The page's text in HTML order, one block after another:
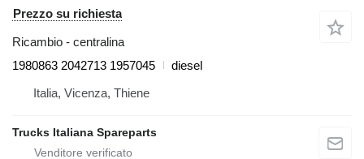
Prezzo su richiesta
Ricambio - centralina
1980863 2042713 1957045
diesel
Italia, Vicenza, Thiene
Trucks Italiana Spareparts